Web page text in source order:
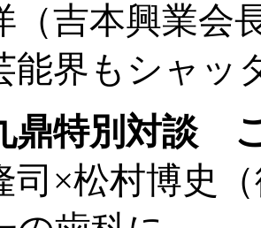
吉本興業会
界もシャッ
鼎特別対談
×松村博史